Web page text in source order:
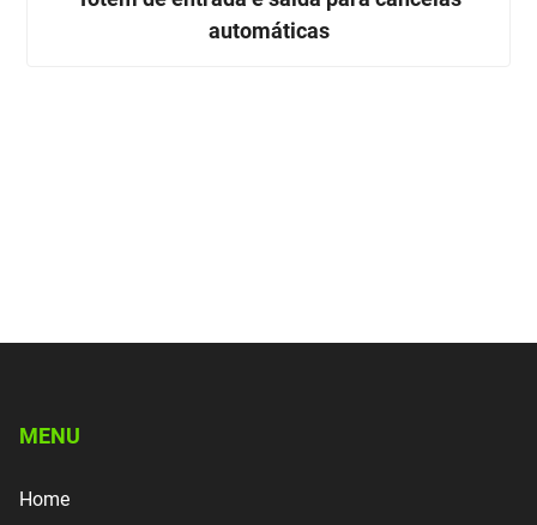
automáticas
MENU
Home